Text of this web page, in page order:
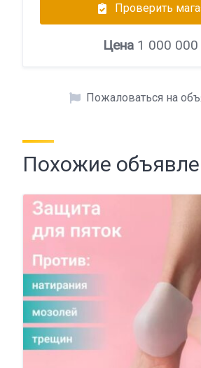
Проверить
Цена 1 000
Пожаловаться на
Похожие